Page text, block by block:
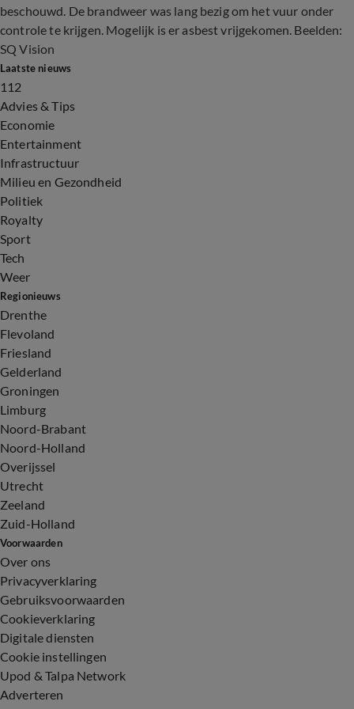
beschouwd. De brandweer was lang bezig om het vuur onder
controle te krijgen. Mogelijk is er asbest vrijgekomen. Beelden:
SQ Vision
Laatste nieuws
112
Advies & Tips
Economie
Entertainment
Infrastructuur
Milieu en Gezondheid
Politiek
Royalty
Sport
Tech
Weer
Regionieuws
Drenthe
Flevoland
Friesland
Gelderland
Groningen
Limburg
Noord-Brabant
Noord-Holland
Overijssel
Utrecht
Zeeland
Zuid-Holland
Voorwaarden
Over ons
Privacyverklaring
Gebruiksvoorwaarden
Cookieverklaring
Digitale diensten
Cookie instellingen
Upod & Talpa Network
Adverteren